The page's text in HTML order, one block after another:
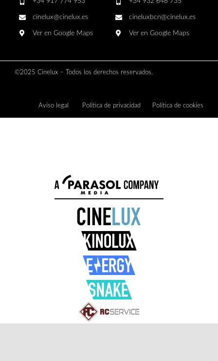
cinelux@cinelux.es
Ver en Google Maps
cineluxbcn@cinelux.es
Ver en Google Maps
©2025 Cinelux – Todos los derechos reservados.
Aviso legal Política de privacidad Política de cookies